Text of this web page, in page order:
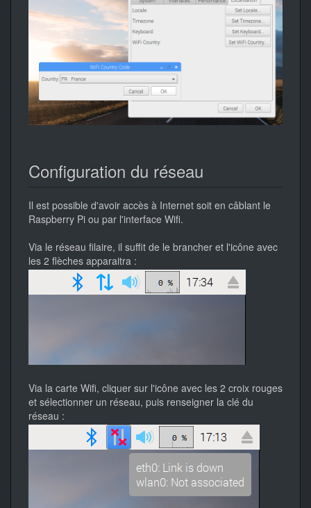
Configuration du réseau
Il est possible d'avoir accès à Internet soit en câblant le
Raspberry Pi ou par l'interface Wifi.
Via le réseau filaire, il suffit de le brancher et l'icône avec
les 2 flèches apparaitra :
Via la carte Wifi, cliquer sur l'icône avec les 2 croix rouges
et sélectionner un réseau, puis renseigner la clé du
réseau :